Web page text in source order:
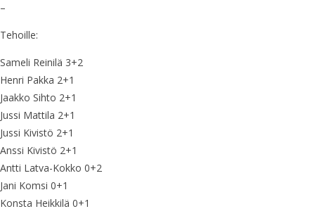
–
Tehoille:
Sameli Reinilä 3+2
Henri Pakka 2+1
Jaakko Sihto 2+1
Jussi Mattila 2+1
Jussi Kivistö 2+1
Anssi Kivistö 2+1
Antti Latva-Kokko 0+2
Jani Komsi 0+1
Konsta Heikkilä 0+1